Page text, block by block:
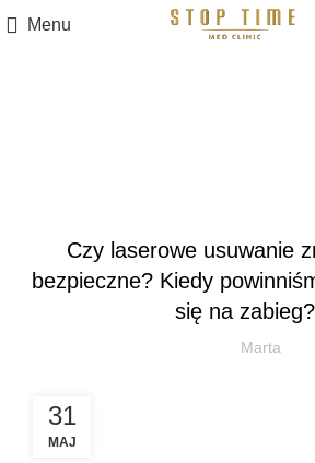
Menu
Czy laserowe usuwanie
bezpieczne? Kiedy
się na zabieg?
Marta
31
MAJ